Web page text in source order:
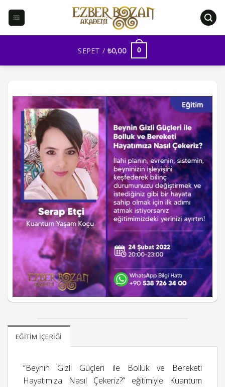
SEPET / ₺0,00 0
EĞITIM İÇERIĞI
“Beynin Gizli Güçleri ile Bolluk ve Bereketi
Hayatımıza Nasıl Çekeriz?” eğitimiyle Kuantum